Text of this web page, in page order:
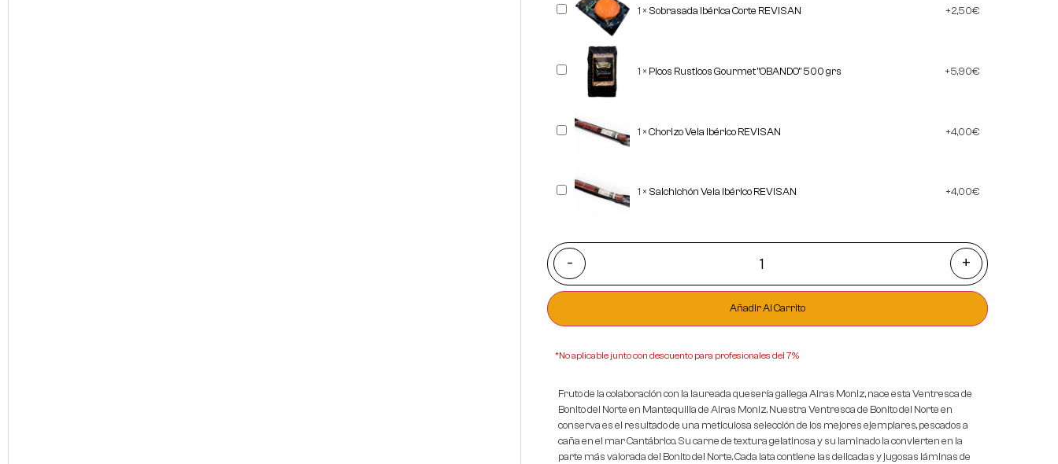
Sobrasada
Ibérica
1 × Sobrasada Ibérica Corte REVISAN 2,50€
Picos
Rusticos
Gourmet
"OBANDO"
1 × Picos Rusticos Gourmet "OBANDO" 500 grs 5,90€
Chorizo
Vela
1 ×Chorizo Vela Ibérico REVISAN 4,00€
Salchichón
1 × Salchichón Vela Ibérico REVISAN 4,00€
- +
Añadir Al Carrito
*No aplicable junto con descuento para profesionales del 7%
Fruto de la colaboración con la laureada quesería gallega Airas Moniz, nace esta Ventresca de
Bonito del Norte en Mantequilla de Airas Moniz. Nuestra Ventresca de Bonito del Norte en
conserva es el resultado de una meticulosa selección de los mejores ejemplares, pescados a
caña en el mar Cantábrico. Su carne de textura gelatinosa y su laminado la convierten en la
parte más valorada del Bonito del Norte. Cada lata contiene las delicadas y jugosas láminas de